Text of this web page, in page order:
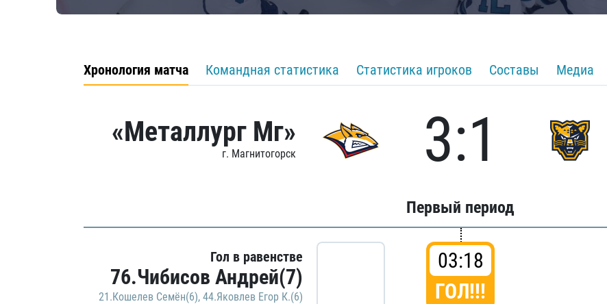
Хронология матча Командная статистика Статистика игроков Составы Медиа
«Металлург Мг»
г. Магнитогорск 3:1
Первый период
Гол в равенстве
76.Чибисов Андрей(7)
21.Кошелев Семён(6), 44.Яковлев Егор К.(6)
03:18
ГОЛ!!!